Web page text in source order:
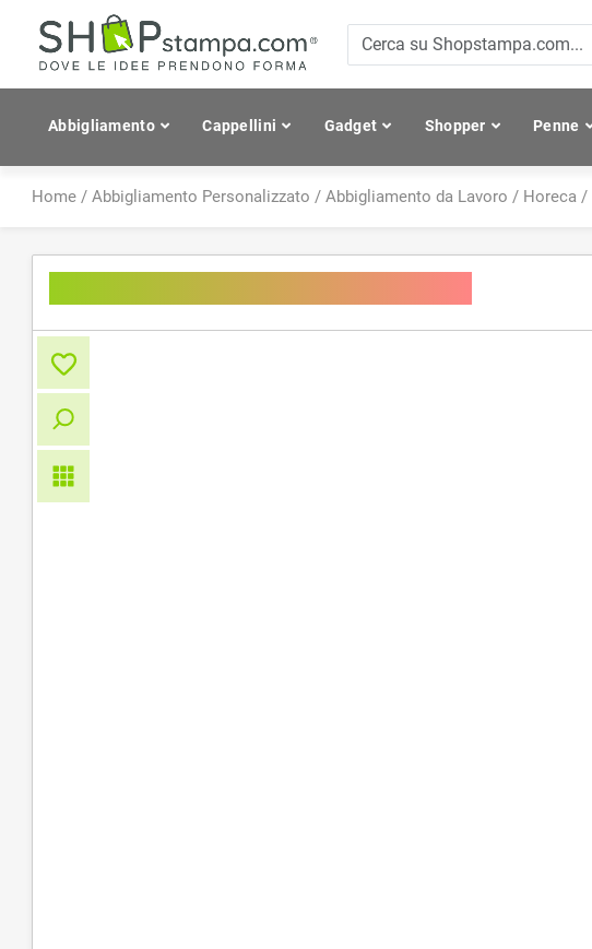
Abbigliamento Cappellini Gadget Shopper Penne
Home / Abbigliamento Personalizzato / Abbigliamento da Lavoro / Horeca /